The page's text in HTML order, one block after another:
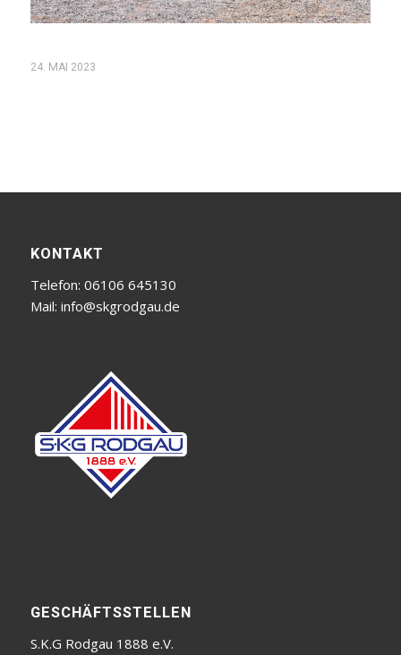
24. MAI 2023
KONTAKT
Telefon: 06106 645130
Mail: info@skgrodgau.de
GESCHÄFTSSTELLEN
S.K.G Rodgau 1888 e.V.